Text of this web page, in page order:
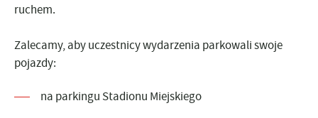
ruchem.
Zalecamy, aby uczestnicy wydarzenia parkowali swoje
pojazdy:
na parkingu Stadionu Miejskiego